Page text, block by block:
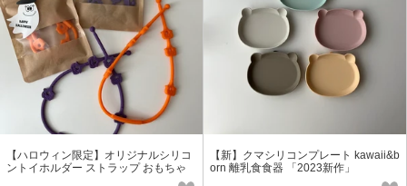
【ハロウィン限定】オリジナルシリコ
ントイホルダー ストラップ おもちゃ
【新】クマシリコンプレート kawaii&b
orn 離乳食食器 「2023新作」